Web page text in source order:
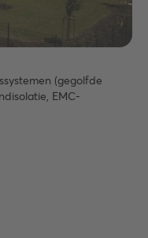
(gegolfde
EMC-